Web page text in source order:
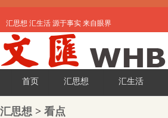
汇思想 汇生活 源于事实 来自眼界
首页 汇思想 汇生活
汇思想 > 看点